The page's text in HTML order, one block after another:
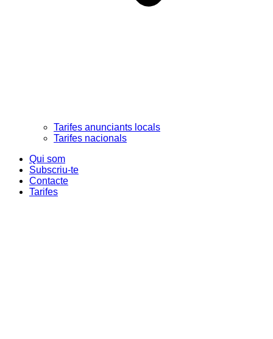
Tarifes anunciants locals
Tarifes nacionals
Qui som
Subscriu-te
Contacte
Tarifes